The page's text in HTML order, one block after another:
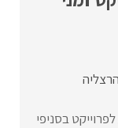
הרצליה
בסניפי